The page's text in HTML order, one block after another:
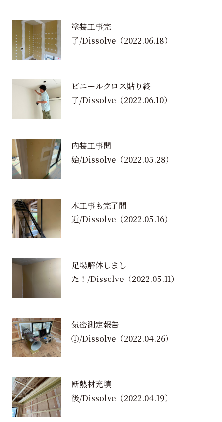
塗装工事完
了/Dissolve（2022.06.18）
ビニールクロス貼り終
了/Dissolve（2022.06.10）
内装工事開
始/Dissolve（2022.05.28）
木工事も完了間
近/Dissolve（2022.05.16）
足場解体しまし
た！/Dissolve（2022.05.11）
気密測定報告
①/Dissolve（2022.04.26）
断熱材充填
後/Dissolve（2022.04.19）